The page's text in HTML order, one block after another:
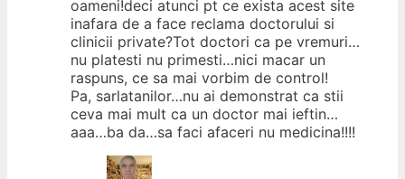
oameni!deci atunci pt ce exista acest site
inafara de a face reclama doctorului si
clinicii private?Tot doctori ca pe vremuri…
nu platesti nu primesti…nici macar un
raspuns, ce sa mai vorbim de control!
Pa, sarlatanilor…nu ai demonstrat ca stii
ceva mai mult ca un doctor mai ieftin…
aaa…ba da…sa faci afaceri nu medicina!!!!